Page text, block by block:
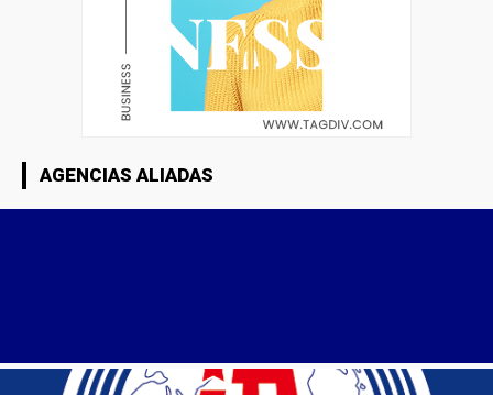
AGENCIAS ALIADAS